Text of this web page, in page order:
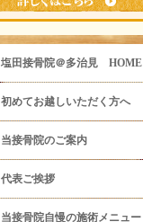
塩田接骨院＠多治見 HOME
初めてお越しいただく方へ
当接骨院のご案内
代表ご挨拶
当接骨院自慢の施術メニュー